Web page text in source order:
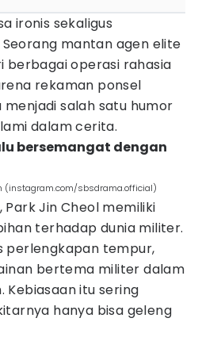
ironis sekaligus
mantan agen elite
berbagai operasi rahasia
rekaman ponsel
menjadi salah satu humor
dalam cerita.
bersemangat dengan
(instagram.com/sbsdrama.official)
Jin Cheol memiliki
terhadap dunia militer.
perlengkapan tempur,
bertema militer dalam
itu sering
hanya bisa geleng